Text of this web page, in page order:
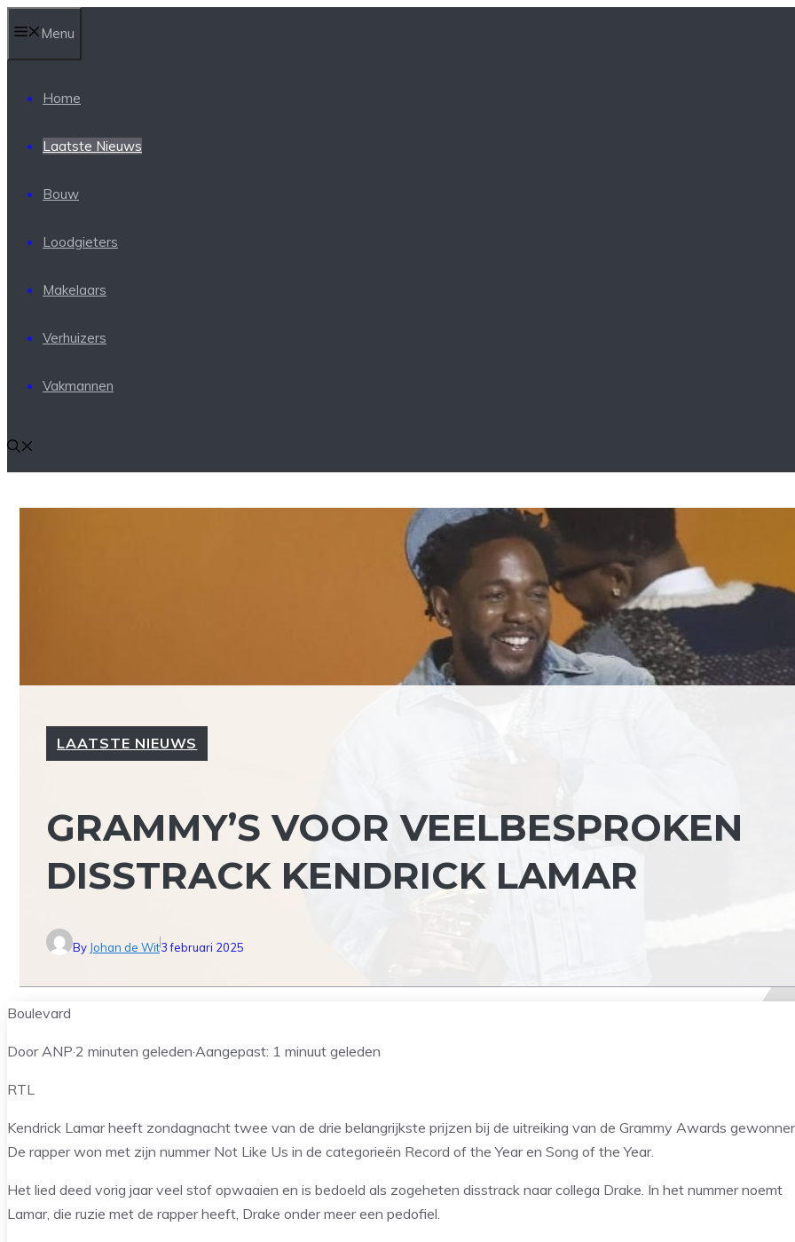
naar
de
inhoud
Menu
Home
Laatste Nieuws
Bouw
Loodgieters
Makelaars
Verhuizers
Vakmannen
LAATSTE NIEUWS
GRAMMY’S VOOR VEELBESPROKEN
DISSTRACK KENDRICK LAMAR
By Johan de Wit3 februari 2025
Boulevard
Door ANP·2 minuten geleden·Aangepast: 1 minuut geleden
RTL
Kendrick Lamar heeft zondagnacht twee van de drie belangrijkste prijzen bij de uitreiking van de Grammy Awards
De rapper won met zijn nummer Not Like Us in de categorieën Record of the Year en Song of the Year.
Het lied deed vorig jaar veel stof opwaaien en is bedoeld als zogeheten disstrack naar collega Drake. In het nummer noemt
Lamar, die ruzie met de rapper heeft, Drake onder meer een pedofiel.